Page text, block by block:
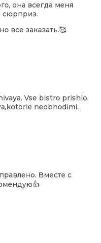
она всегда меня
сюрприз.
все заказать.🥰
Vse bistro prishlo.
neobhodimi.
Вместе с